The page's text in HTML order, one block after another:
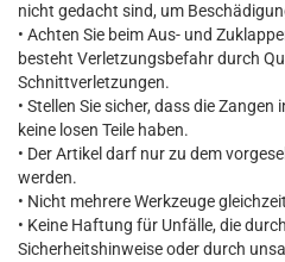
nicht gedacht sind, um
• Achten Sie beim Aus- und
besteht Verletzungsbefahr durch
Schnittverletzungen.
• Stellen Sie sicher, dass die
keine losen Teile haben.
• Der Artikel darf nur zu dem
werden.
• Nicht mehrere Werkzeuge
• Keine Haftung für Unfälle, die
Sicherheitshinweise oder durch